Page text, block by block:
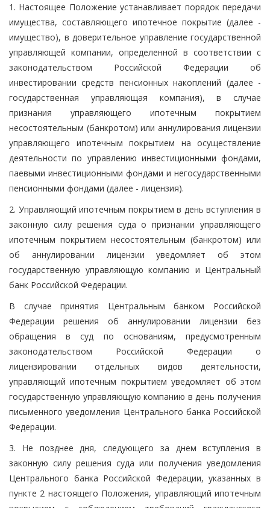
1. Настоящее Положение устанавливает порядок передачи
имущества, составляющего ипотечное покрытие (далее -
имущество), в доверительное управление государственной
управляющей компании, определенной в соответствии с
законодательством Российской Федерации об
инвестировании средств пенсионных накоплений (далее -
государственная управляющая компания), в случае
признания управляющего ипотечным покрытием
несостоятельным (банкротом) или аннулирования лицензии
управляющего ипотечным покрытием на осуществление
деятельности по управлению инвестиционными фондами,
паевыми инвестиционными фондами и негосударственными
пенсионными фондами (далее - лицензия).
2. Управляющий ипотечным покрытием в день вступления в
законную силу решения суда о признании управляющего
ипотечным покрытием несостоятельным (банкротом) или
об аннулировании лицензии уведомляет об этом
государственную управляющую компанию и Центральный
банк Российской Федерации.
В случае принятия Центральным банком Российской
Федерации решения об аннулировании лицензии без
обращения в суд по основаниям, предусмотренным
законодательством Российской Федерации о
лицензировании отдельных видов деятельности,
управляющий ипотечным покрытием уведомляет об этом
государственную управляющую компанию в день получения
письменного уведомления Центрального банка Российской
Федерации.
3. Не позднее дня, следующего за днем вступления в
законную силу решения суда или получения уведомления
Центрального банка Российской Федерации, указанных в
пункте 2 настоящего Положения, управляющий ипотечным